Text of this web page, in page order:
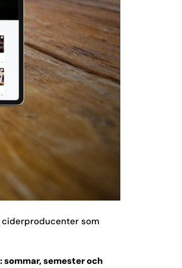
ciderproducenter som
semester och